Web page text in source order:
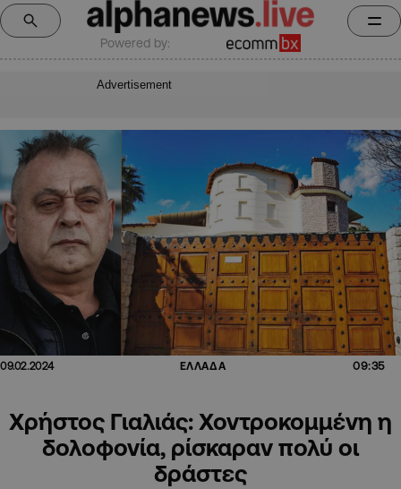
Powered by:
Advertisement
09.02.2024 ΕΛΛΑΔΑ 09:35
Χρήστος Γιαλιάς: Χοντροκομμένη η
δολοφονία, ρίσκαραν πολύ οι
δράστες